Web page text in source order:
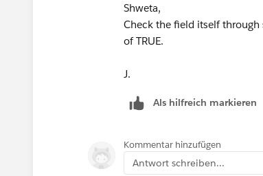
Shweta,
Check the field itself
of TRUE.
J.
Als hilfreich markieren
Kommentar hinzufügen
Antwort schreiben...